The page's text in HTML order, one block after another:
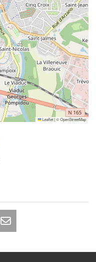
Leaflet|©OpenStreetMap